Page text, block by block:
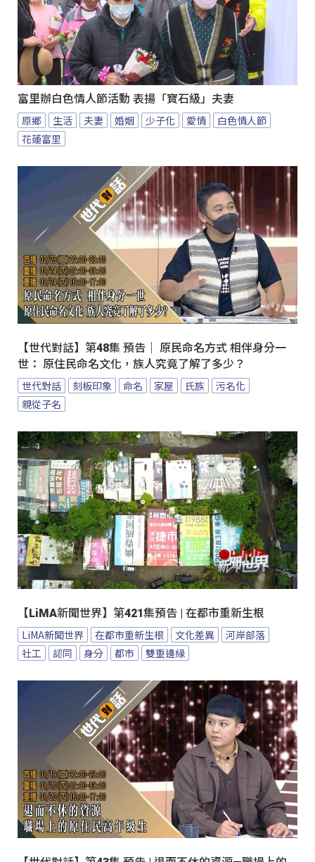
富里辦白色情人節活動 表揚「寶石級」夫妻
原鄉 生活 夫妻 婚姻 少子化 愛情
白色情人節
花蓮富里
【世代對話】第48集 預告｜ 原民命名方式 相伴身分一
世： 原住民命名文化，族人究竟了解了多少？
世代對話 刻板印象 命名 家屋 氏族
污名化
親從子名
【LiMA新聞世界】第421集預告 | 在都市重新生根
LiMA新聞世界 在都市重新生根 文化差異
河岸部落
社工
認同 身分 都市 雙重邊緣